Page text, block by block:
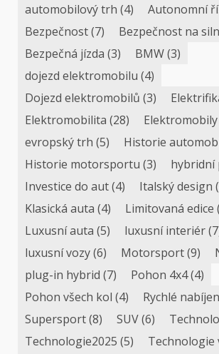
automobilový trh (4) Autonomní
Bezpečnost(7) Bezpečnost na
Bezpečná jízda (3) BMW(3)
dojezd elektromobilu (4)
Dojezd elektromobilů (3)
Elektromobilita (28) Elektromobily
evropský trh (5) Historie
Historie motorsportu (3) hybridní
Investice do aut(4) Italský design
Klasická auta (4) Limitovaná edice
Luxusní auta (5) luxusní interiér
luxusní vozy(6) Motorsport(9)
plug-in hybrid (7) Pohon 4x4(4)
Pohon všech kol (4) Rychlé
Supersport(8) SUV(6)
Technologie2025 (5) Technologie